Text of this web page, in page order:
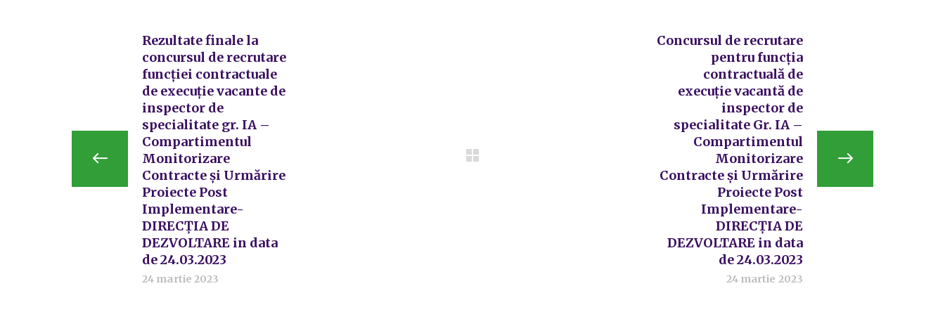
Rezultate finale la
concursul de recrutare
funcției contractuale
de execuție vacante de
inspector de
specialitate gr. IA –
Compartimentul
Monitorizare
Contracte și Urmărire
Proiecte Post
Implementare-
DIRECȚIA DE
DEZVOLTARE in data
de 24.03.2023
24 martie 2023
Concursul de recrutare
pentru funcţia
contractuală de
execuție vacantă de
inspector de
specialitate Gr. IA –
Compartimentul
Monitorizare
Contracte și Urmărire
Proiecte Post
Implementare-
DIRECȚIA DE
DEZVOLTARE in data
de 24.03.2023
24 martie 2023